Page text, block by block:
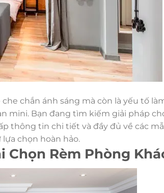
chắn ánh sáng mà còn là yếu tố
mini. Bạn đang tìm kiếm giải pháp
thông tin chi tiết và đầy đủ về các
chọn hoàn hảo.
Chọn Rèm Phòng